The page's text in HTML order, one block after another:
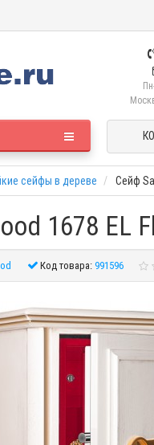
сейфы в дереве Сейф
1678 EL
Код товара:991596